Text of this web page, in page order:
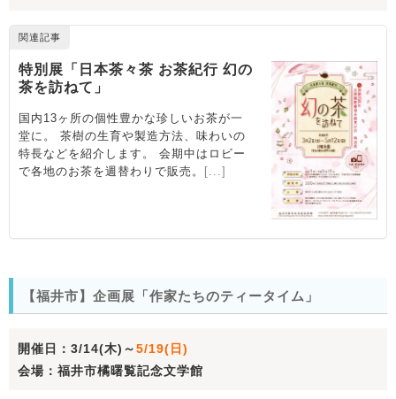
【福井市】企画展「作家たちのティータイム」
開催日：3/14(木)～5/19(日)
会場：福井市橘曙覧記念文学館